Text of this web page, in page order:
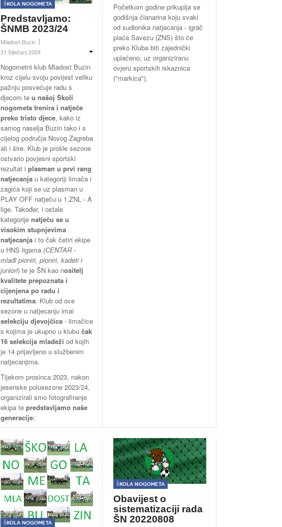
Škola nogometa
Predstavljamo:
ŠNMB 2023/24
Mladost-Buzin
31 Siječanj 2024
Nogometni klub Mladost Buzin
kroz cijelu svoju povijest veliku
pažnju posvećuje radu s
djecom te u našoj Školi
nogometa trenira i natječe
preko tristo djece, kako iz
samog naselja Buzin tako i s
cijelog područja Novog Zagreba
ali i šire. Klub je prošle sezone
ostvario povjesni sportski
rezultat i plasman u prvi rang
natjecanjau kategoriji limača i
zagića koji se uz plasman u
PLAY OFF natječu u 1.ZNL - A
lige. Također, i ostale
kategorije natječu se u
visokim stupnjevima
natjecanjai to čak četiri ekipe
u HNS ligama(CENTAR -
mlađi pioniri, pioniri, kadeti i
juniori) te je ŠN kao nositelj
kvalitete prepoznata i
cijenjena po radu i
rezultatima. Klub od ove
sezone u natjecanju imai
selekciju djevojčica- limačice
s kojima je ukupno u klubu čak
16 selekcija mladeži od kojih
je 14 prijavljeno u službenim
natjecanjima.
Tijekom prosinca 2023, nakon
jesenske polusezone 2023/24,
organizirali smo fotografiranje
ekipa te predstavljamo naše
generacije:
Početkom godine prikuplja se
godišnja članarina koju svaki
od sudionika natjecanja - igrač
plaća Savezu (ZNS) što će
preko Kluba biti zajednički
uplaćeno, uz organiziranu
ovjeru sportskih iskaznica
("markica").
Škola nogometa
Škola nogometa
Obavijest o
sistematizaciji rada
ŠN 20220808